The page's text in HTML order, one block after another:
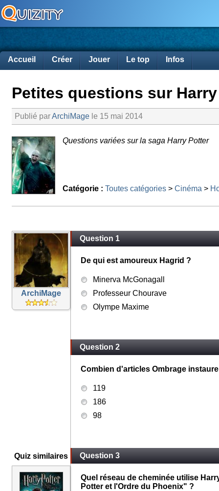
Accueil Créer Jouer Le top Infos
Petites questions sur
Publié parArchiMage le 15 mai 2014
Questions variées sur la saga Harry Potter
Catégorie : Toutes catégories > Cinéma >
ArchiMage
Quiz similaires
Question 1
De qui est amoureux Hagrid ?
Minerva McGonagall
Professeur Chourave
Olympe Maxime
Question 2
Combien d'articles Ombrage
119
186
98
Question 3
Quel réseau de cheminée utilise
Potter et l'Ordre du Phoenix" ?